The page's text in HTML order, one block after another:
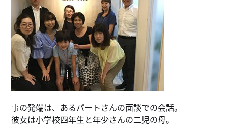
事の発端は、あるパートさんの面談での会話。
彼女は小学校四年生と年少さんの二児の母。